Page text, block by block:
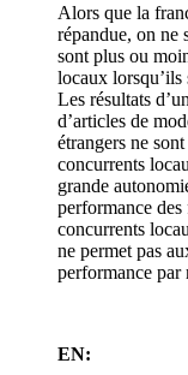
Alors que la
répandue, on ne
sont plus ou
locaux lorsqu’ils
Les résultats
d’articles de
étrangers ne
concurrents
grande
performance des
concurrents
ne permet pas
performance par
EN: